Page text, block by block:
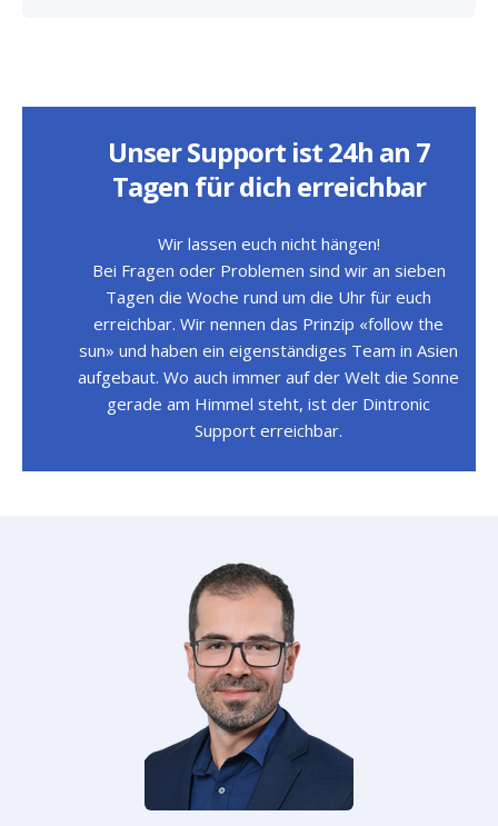
Unser Support ist 24h an 7
Tagen für dich erreichbar
Wir lassen euch nicht hängen!
Bei Fragen oder Problemen sind wir an sieben
Tagen die Woche rund um die Uhr für euch
erreichbar. Wir nennen das Prinzip «follow the
sun» und haben ein eigenständiges Team in Asien
aufgebaut. Wo auch immer auf der Welt die Sonne
gerade am Himmel steht, ist der Dintronic
Support erreichbar.